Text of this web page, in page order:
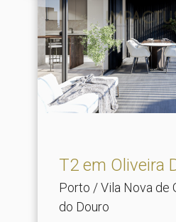
T2 em Oliveira
Porto / Vila Nova de
do Douro